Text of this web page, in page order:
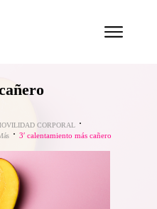
CORPORAL
3′ calentamiento más cañero